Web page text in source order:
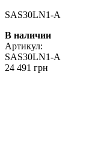
SAS30LN1-A
В наличии
Артикул:
SAS30LN1-A
24 491 грн